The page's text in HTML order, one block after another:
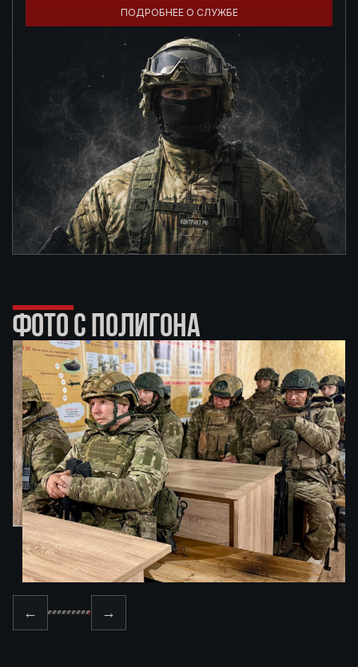
ПОДРОБНЕЕ О СЛУЖБЕ
ФОТО С ПОЛИГОНА
← →